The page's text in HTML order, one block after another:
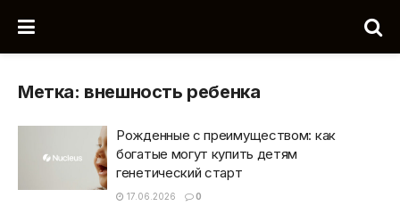
Метка: внешность ребенка
Рожденные с преимуществом: как
богатые могут купить детям
генетический старт
17.06.2026 0